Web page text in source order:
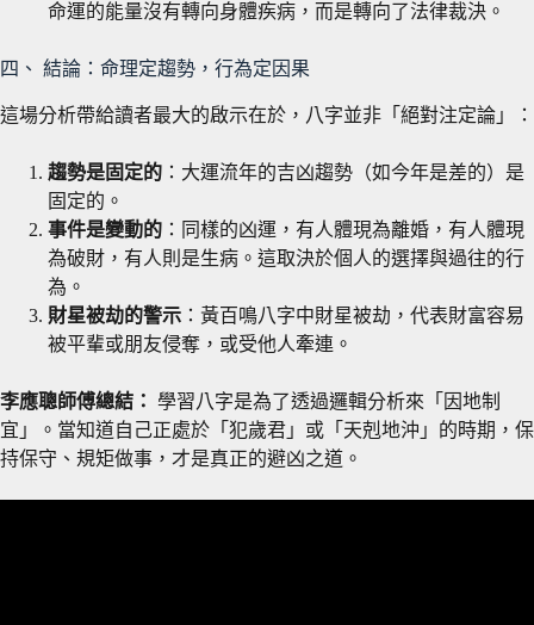
命運的能量沒有轉向身體疾病，而是轉向了法律裁決。
四、 結論：命理定趨勢，行為定因果
這場分析帶給讀者最大的啟示在於，八字並非「絕對注定論」：
趨勢是固定的 ：大運流年的吉凶趨勢（如今年是差的）是
固定的。
事件是變動的 ：同樣的凶運，有人體現為離婚，有人體現
為破財，有人則是生病。這取決於個人的選擇與過往的行
為。
財星被劫的警示 ：黃百鳴八字中財星被劫，代表財富容易
被平輩或朋友侵奪，或受他人牽連。
李應聰師傅總結： 學習八字是為了透過邏輯分析來「因地制
宜」。當知道自己正處於「犯歲君」或「天剋地沖」的時期，保
持保守、規矩做事，才是真正的避凶之道。